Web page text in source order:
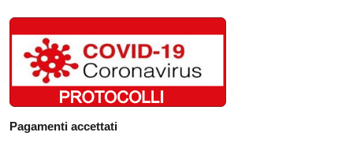
Pagamenti accettati